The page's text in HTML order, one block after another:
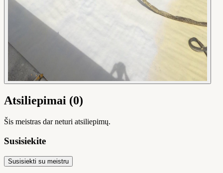
Atsiliepimai (0)
Šis meistras dar neturi atsiliepimų.
Susisiekite
Susisiekti su meistru